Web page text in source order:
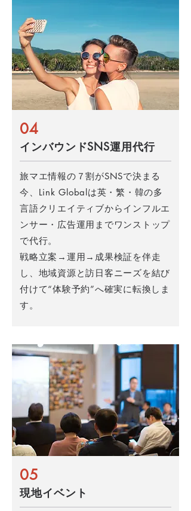
04
インバウンドSNS運用代行
旅マエ情報の７割がSNSで決まる
今、Link Globalは英・繁・韓の多
言語クリエイティブからインフルエ
ンサー・広告運用までワンストップ
で代行。
戦略立案→運用→成果検証を伴走
し、地域資源と訪日客ニーズを結び
付けて“体験予約”へ確実に転換しま
す。
05
現地イベント